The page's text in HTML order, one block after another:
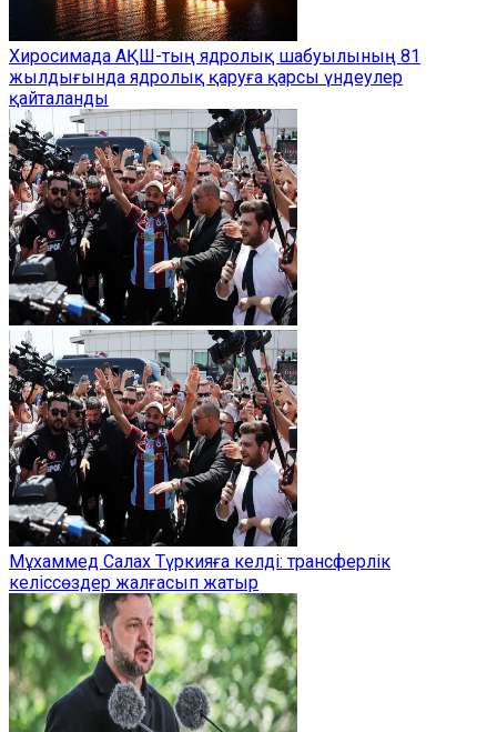
Хиросимада АҚШ-тың ядролық шабуылының 81
жылдығында ядролық қаруға қарсы үндеулер
қайталанды
Мұхаммед Салах Түркияға келді: трансферлік
келіссөздер жалғасып жатыр